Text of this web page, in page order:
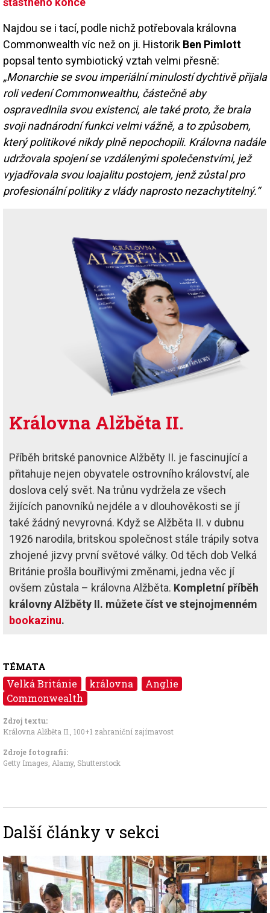
Najdou se i tací, podle nichž potřebovala královna
Commonwealth víc než on ji. Historik Ben Pimlott
popsal tento symbiotický vztah velmi přesně:
„Monarchie se svou imperiální minulostí dychtivě přijala
roli vedení Commonwealthu, částečně aby
ospravedlnila svou existenci, ale také proto, že brala
svoji nadnárodní funkci velmi vážně, a to způsobem,
který politikové nikdy plně nepochopili. Královna nadále
udržovala spojení se vzdálenými společenstvími, jež
vyjadřovala svou loajalitu postojem, jenž zůstal pro
profesionální politiky z vlády naprosto nezachytitelný.“
Královna Alžběta II.
Příběh britské panovnice Alžběty II. je fascinující a
přitahuje nejen obyvatele ostrovního království, ale
doslova celý svět. Na trůnu vydržela ze všech
žijících panovníků nejdéle a v dlouhověkosti se jí
také žádný nevyrovná. Když se Alžběta II. v dubnu
1926 narodila, britskou společnost stále trápily sotva
zhojené jizvy první světové války. Od těch dob Velká
Británie prošla bouřlivými změnami, jedna věc jí
ovšem zůstala – královna Alžběta. Kompletní příběh
královny Alžběty II. můžete číst ve stejnojmenném
bookazinu.
TÉMATA
Velká Británie královna
Anglie
Commonwealth
Zdroj textu:
Královna Alžběta II 100+1 zahraniční zajímavost
Zdroje fotografii:
Getty Images, Alamy, Shutterstock
Další články v sekci
Image